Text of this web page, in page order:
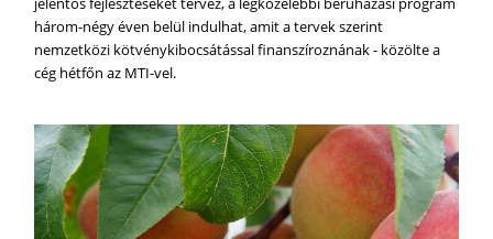
három-négy éven belül indulhat, amit a tervek szerint
nemzetközi kötvénykibocsátással finanszíroznának - közölte a
cég hétfőn az MTI-vel.